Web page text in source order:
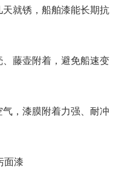
就锈，船舶漆能长期抗
藤壶附着，避免船速变
，漆膜附着力强、耐冲
面漆